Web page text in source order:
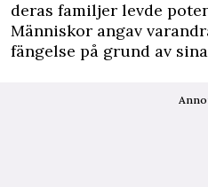
deras familjer levde
Människor angav
fängelse på grund av